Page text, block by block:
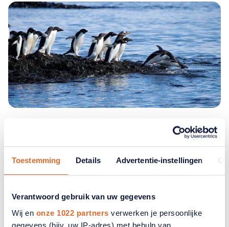
Toestemming Details Advertentie-instellingen
Verantwoord gebruik van uw gegevens
Wij en onze 1022 partners verwerken je persoonlijke
gegevens (bijv. uw IP-adres) met behulp van
Comfortabel varen
De Hurtigruten-postboten zijn allang geen sobere
comfort. Van knusse binnenhutten tot ruime
suites met een eigen balkon. Iedere hut heeft een